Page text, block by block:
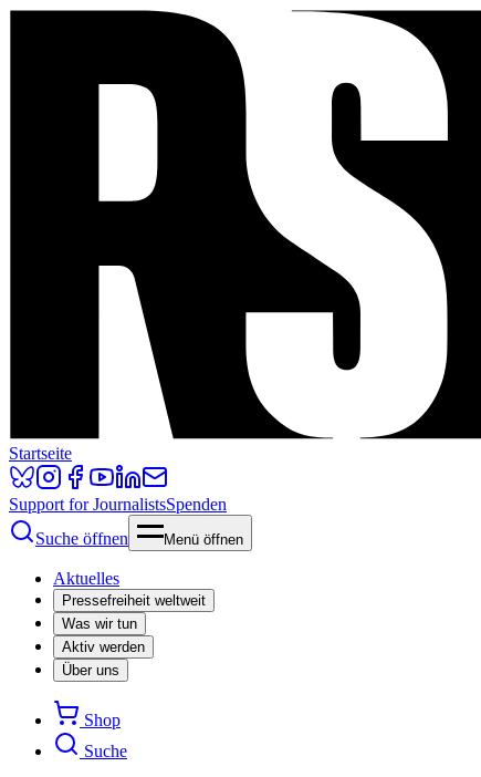
Startseite
Support for JournalistsSpenden
Suche öffnen
Menü öffnen
Aktuelles
Pressefreiheit weltweit
Was wir tun
Aktiv werden
Über uns
Shop
Suche